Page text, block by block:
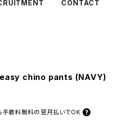
CONTACT
chino pants (NAVY)
手数料無料の 翌月払いでOK